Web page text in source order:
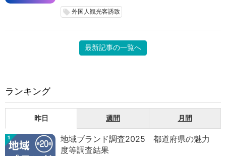
local_offer 外国人観光客誘致
最新記事の一覧へ
ランキング
昨日 週間 月間
1
地域ブランド調査2025 都道府県の魅力
度等調査結果